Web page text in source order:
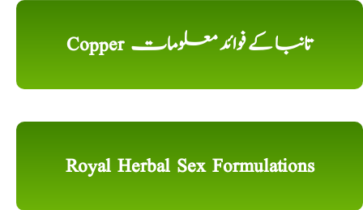
Copper تانبا کے فوائد معلومات
Royal Herbal Sex Formulations